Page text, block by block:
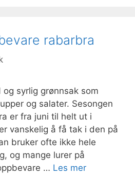
rabarbra
syrlig grønnsak som
og salater. Sesongen
er fra juni til helt ut i
vanskelig å få tak i den på
bruker ofte ikke hele
og mange lurer på
… Les mer